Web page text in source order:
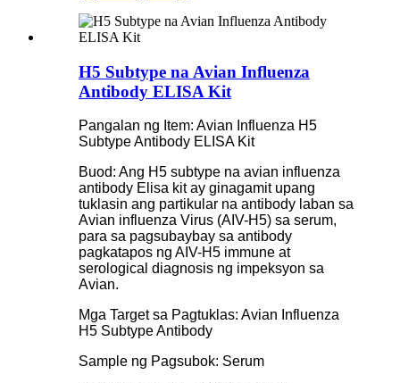
H5 Subtype na Avian Influenza
Antibody ELISA Kit
Pangalan ng Item: Avian Influenza H5
Subtype Antibody ELISA Kit
Buod: Ang H5 subtype na avian influenza
antibody Elisa kit ay ginagamit upang
tuklasin ang partikular na antibody laban sa
Avian influenza Virus (AIV-H5) sa serum,
para sa pagsubaybay sa antibody
pagkatapos ng AIV-H5 immune at
serological diagnosis ng impeksyon sa
Avian.
Mga Target sa Pagtuklas: Avian Influenza
H5 Subtype Antibody
Sample ng Pagsubok: Serum